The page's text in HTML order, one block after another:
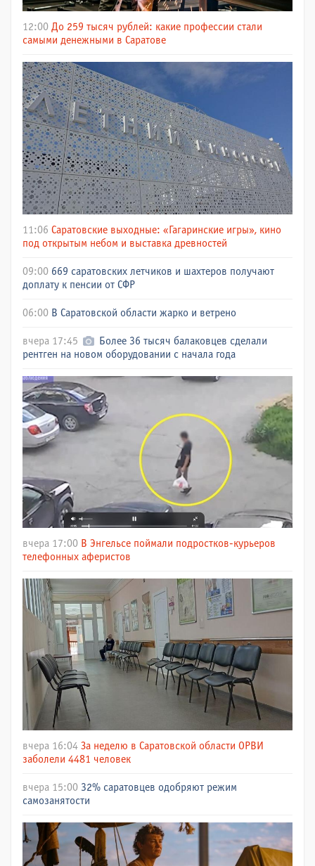
12:00 До 259 тысяч рублей: какие профессии стали
самыми денежными в Саратове
11:06 Саратовские выходные: «Гагаринские игры», кино
под открытым небом и выставка древностей
09:00 669 саратовских летчиков и шахтеров получают
доплату к пенсии от СФР
06:00 В Саратовской области жарко и ветрено
вчера 17:45
Более 36 тысяч балаковцев сделали
рентген на новом оборудовании с начала года
вчера 17:00 В Энгельсе поймали подростков-курьеров
телефонных аферистов
вчера 16:04 За неделю в Саратовской области ОРВИ
заболели 4481 человек
вчера 15:00 32% саратовцев одобряют режим
самозанятости